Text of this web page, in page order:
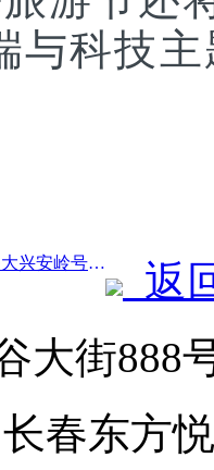
与科技
前一篇：“呼伦贝尔森林之约·大兴安岭号--星光列车·天翼之旅”旅游专列首发
返
大街888
长春东